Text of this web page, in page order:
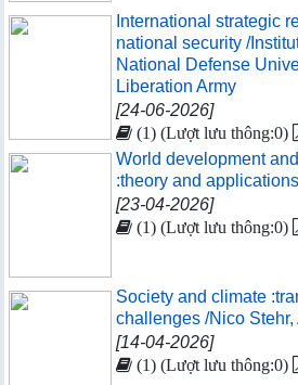
International strategic
national security /
National Defense
Liberation Army
[24-06-2026]
(1) (Lượt lưu thông:0)
World development
:theory and
[23-04-2026]
(1) (Lượt lưu thông:0)
Society and climate
challenges /Nico
[14-04-2026]
(1) (Lượt lưu thông:0)